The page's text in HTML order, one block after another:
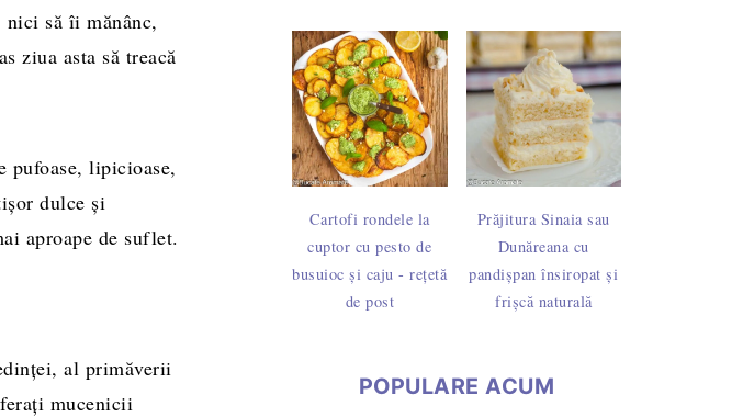
să îi mănânc,
ziua asta să treacă
lipicioase,
dulce și
aproape de suflet.
al primăverii
mucenicii
Cartofi rondele la
cuptor cu pesto de
busuioc și caju - rețetă
de post
Prăjitura Sinaia sau
Dunăreana cu
pandișpan însiropat și
frișcă naturală
POPULARE ACUM